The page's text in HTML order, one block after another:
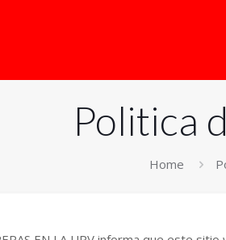
Politica
Home